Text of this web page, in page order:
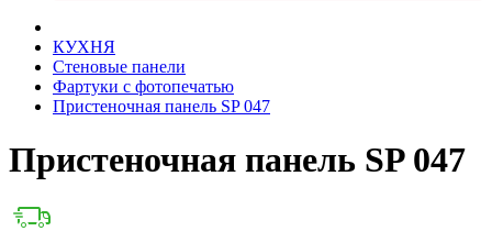
КУХНЯ
Стеновые панели
Фартуки с фотопечатью
Пристеночная панель SP 047
Пристеночная панель SP 047